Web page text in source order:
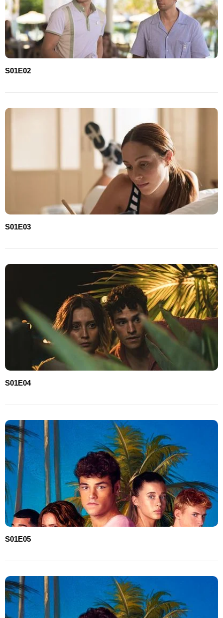
S01E02
S01E03
S01E04
S01E05